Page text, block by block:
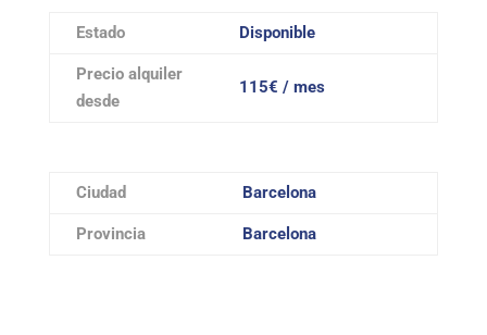
Estado Disponible
Precio alquiler
desde
115€ / mes
Ciudad Barcelona
Provincia Barcelona